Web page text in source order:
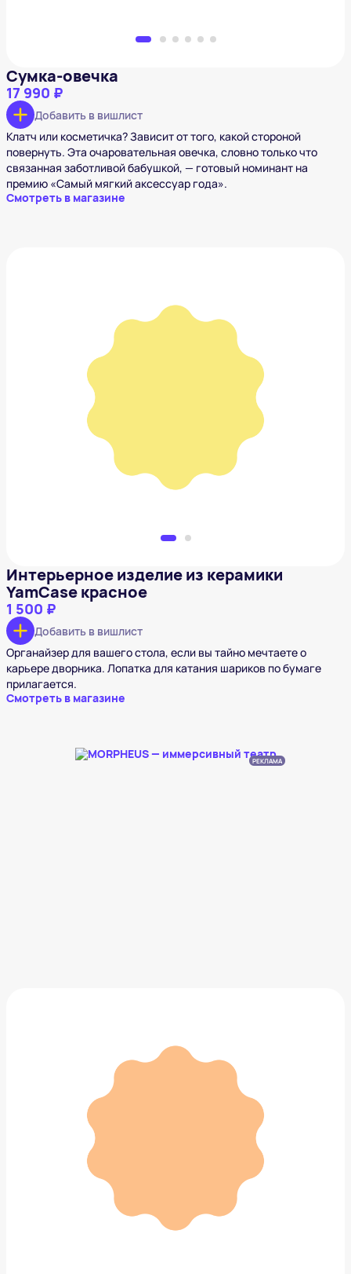
Сумка-овечка
17 990 ₽
Добавить в вишлист
Клатч или косметичка? Зависит от того, какой стороной
повернуть. Эта очаровательная овечка, словно только что
связанная заботливой бабушкой, — готовый номинант на
премию «Самый мягкий аксессуар года».
Смотреть в магазине
Интерьерное изделие из керамики YamCase
Интерьерное изделие из керамики
YamCase красное
1 500 ₽
Добавить в вишлист
Органайзер для вашего стола, если вы тайно мечтаете о
карьере дворника. Лопатка для катания шариков по бумаге
прилагается.
Смотреть в магазине
РЕКЛАМА
Кольцо с наперстком из латуни MOSCHINO